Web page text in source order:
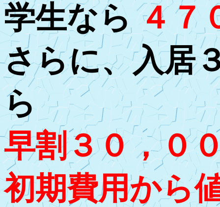
学生なら４７
さらに、入居
ら
早割３０，０
初期費用から